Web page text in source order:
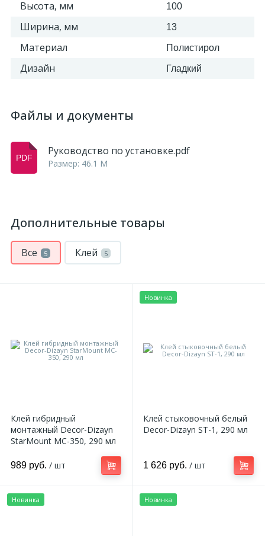
Высота, мм 100
Ширина, мм 13
Материал Полистирол
Дизайн Гладкий
Файлы и документы
Руководство по установке.pdf
Размер: 46.1 M
Дополнительные товары
Все 5 Клей 5
Клей гибридный
монтажный Decor-Dizayn
StarMount MC-350, 290 мл
989 руб. / шт
Новинка
Клей стыковочный белый
Decor-Dizayn ST-1, 290 мл
1 626 руб. / шт
Новинка Новинка